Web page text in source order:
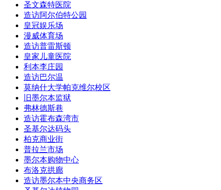
圣文森特医院
造访阿尔伯特公园
皇冠娱乐场
漫威体育场
造访普雷斯顿
皇家儿童医院
利本李庄园
造访巴尔温
莫纳什大学帕克维尔校区
旧墨尔本监狱
弗林德斯巷
造访霍布森湾市
圣基尔达码头
柏克商业街
普拉兰市场
墨尔本购物中心
布洛克拱廊
造访墨尔本中央商务区